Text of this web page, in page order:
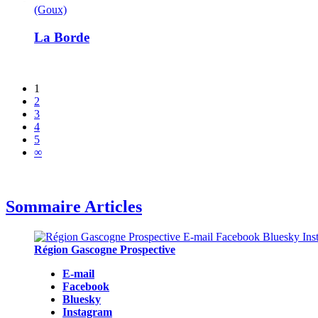
(Goux)
La Borde
1
2
3
4
5
∞
Sommaire Articles
Région Gascogne Prospective
E-mail
Facebook
Bluesky
Instagram